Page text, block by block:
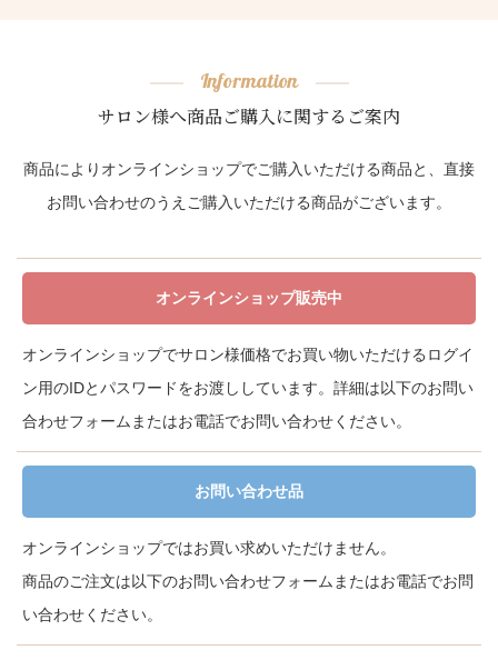
Information
サロン様へ商品ご購入に関するご案内
商品によりオンラインショップでご購入いただける商品と、直接
お問い合わせのうえご購入いただける商品がございます。
オンラインショップ販売中
オンラインショップでサロン様価格でお買い物いただけるログイ
ン用のIDとパスワードをお渡ししています。詳細は以下のお問い
合わせフォームまたはお電話でお問い合わせください。
お問い合わせ品
オンラインショップではお買い求めいただけません。
商品のご注文は以下のお問い合わせフォームまたはお電話でお問
い合わせください。